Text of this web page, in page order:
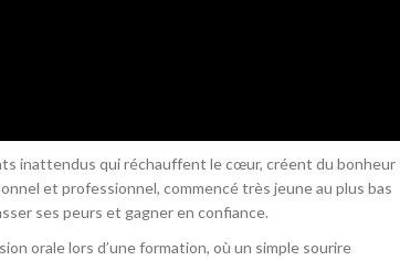
inattendus qui réchauffent le cœur, créent du bonheur
et professionnel, commencé très jeune au plus bas
ses peurs et gagner en confiance.
orale lors d’une formation, où un simple sourire